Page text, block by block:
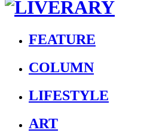
FEATURE
COLUMN
LIFESTYLE
ART